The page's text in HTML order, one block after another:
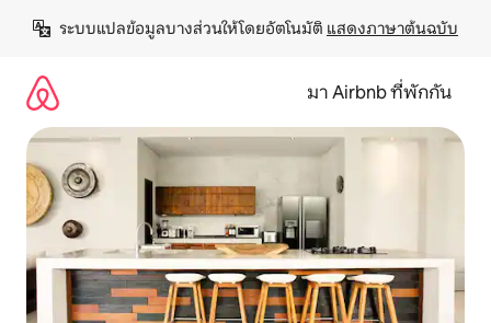
เนื้อหา
ระบบแปลข้อมูลบางส่วนให้โดยอัตโนมัติ แสดงภาษาต้นฉบับ
มา Airbnb ที่พักกัน